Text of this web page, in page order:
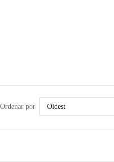
Ordenar por